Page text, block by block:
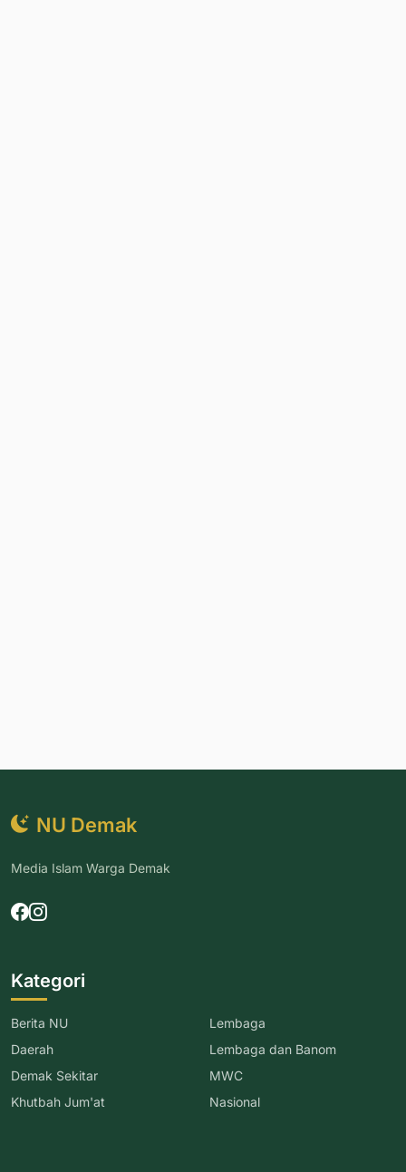
NU Demak
Media Islam Warga Demak
Kategori
Berita NU
Daerah
Demak Sekitar
Khutbah Jum'at
Lembaga
Lembaga dan Banom
MWC
Nasional